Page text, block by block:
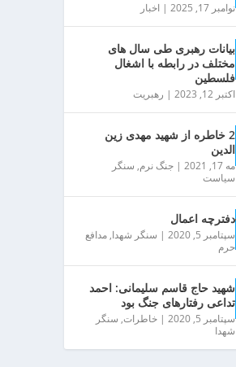
نوامبر 17, 2025 |اخبار
بیانات رهبری طی سال های
مختلف در رابطه با اشغال
فلسطین
اکتبر 12, 2023 | رهبریت
2 خاطره از شهید مهدی زین
الدین
مه 17, 2021 |جنگ نرم, سنگر
سیاست
دفترچه اعمال
سپتامبر 5, 2020 | سنگر شهدا,مدافع
حرم
شهید حاج قاسم سلیمانی: احمد
تداعی رفتارهای جنگ بود
سپتامبر 5, 2020 |خاطرات, سنگر
شهدا